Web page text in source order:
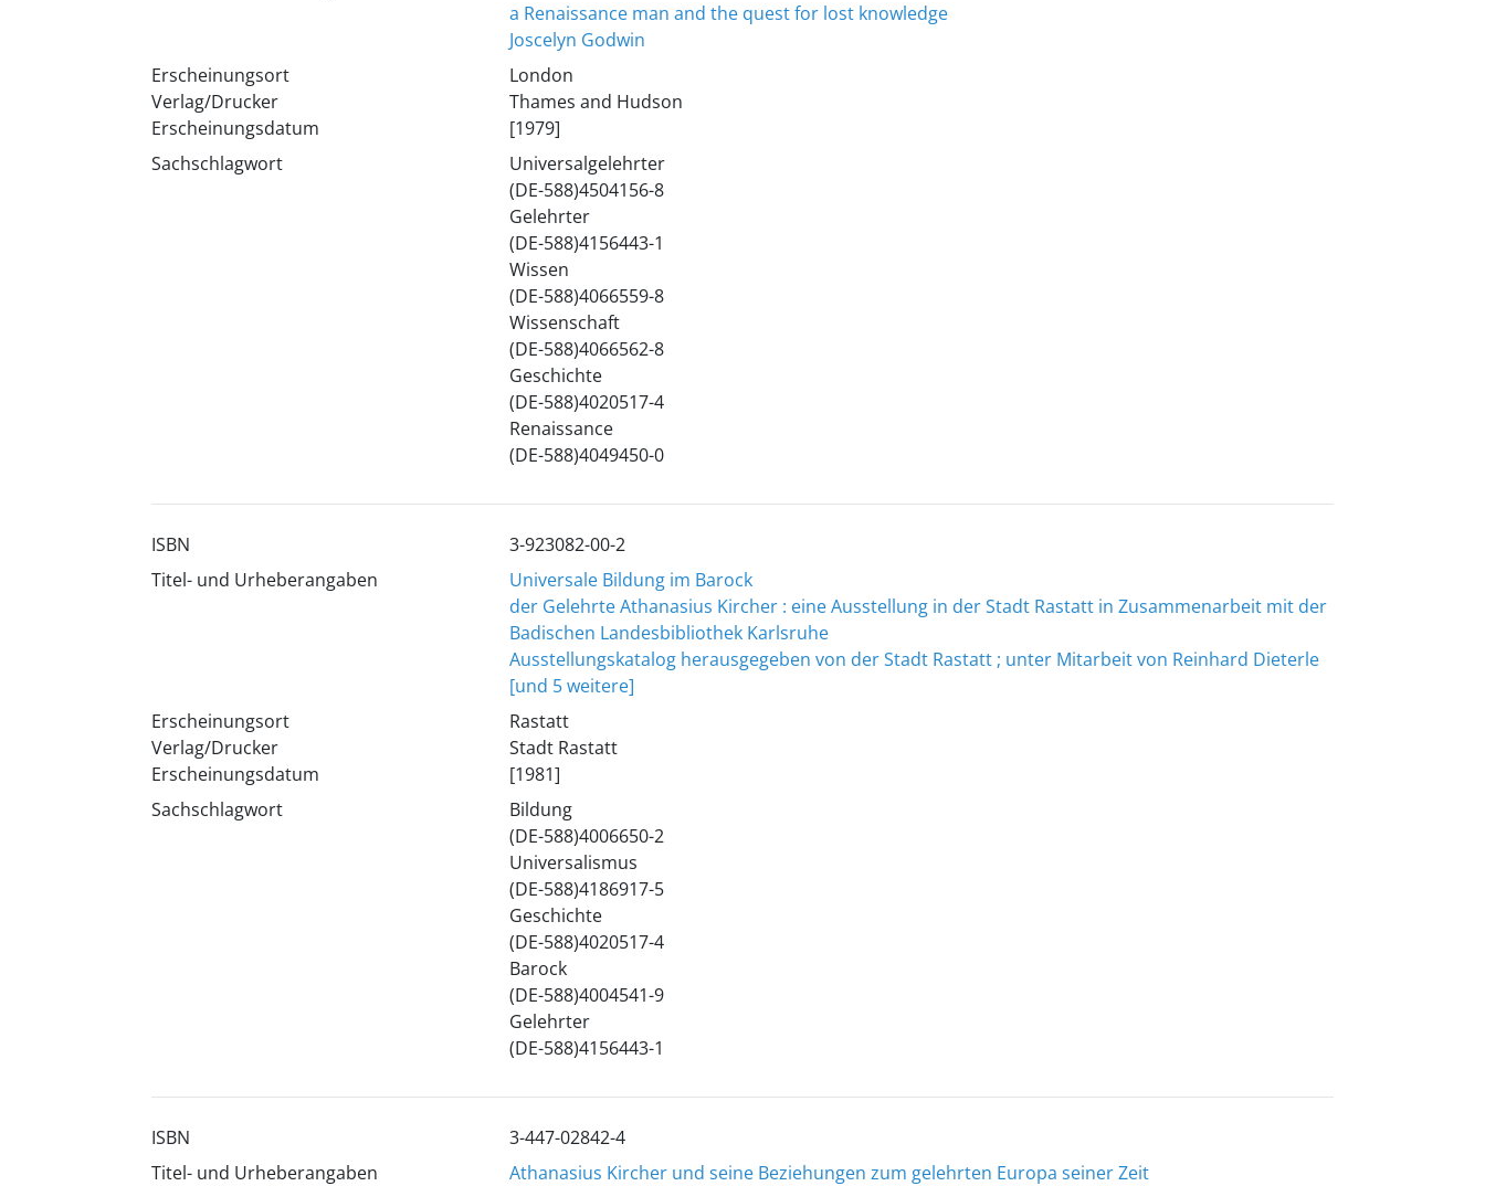
a Renaissance man and the quest for lost knowledge
Joscelyn Godwin
Erscheinungsort
Verlag/Drucker
Erscheinungsdatum
London
Thames and Hudson
[1979]
Sachschlagwort
Universalgelehrter
(DE-588)4504156-8
Gelehrter
(DE-588)4156443-1
Wissen
(DE-588)4066559-8
Wissenschaft
(DE-588)4066562-8
Geschichte
(DE-588)4020517-4
Renaissance
(DE-588)4049450-0
ISBN
3-923082-00-2
Titel- und Urheberangaben
Universale Bildung im Barock
der Gelehrte Athanasius Kircher : eine Ausstellung in der Stadt Rastatt in Zusammenarbeit mit der
Badischen Landesbibliothek Karlsruhe
Ausstellungskatalog herausgegeben von der Stadt Rastatt ; unter Mitarbeit von Reinhard Dieterle
[und 5 weitere]
Erscheinungsort
Verlag/Drucker
Erscheinungsdatum
Rastatt
Stadt Rastatt
[1981]
Sachschlagwort
Bildung
(DE-588)4006650-2
Universalismus
(DE-588)4186917-5
Geschichte
(DE-588)4020517-4
Barock
(DE-588)4004541-9
Gelehrter
(DE-588)4156443-1
ISBN
3-447-02842-4
Titel- und Urheberangaben
Athanasius Kircher und seine Beziehungen zum gelehrten Europa seiner Zeit